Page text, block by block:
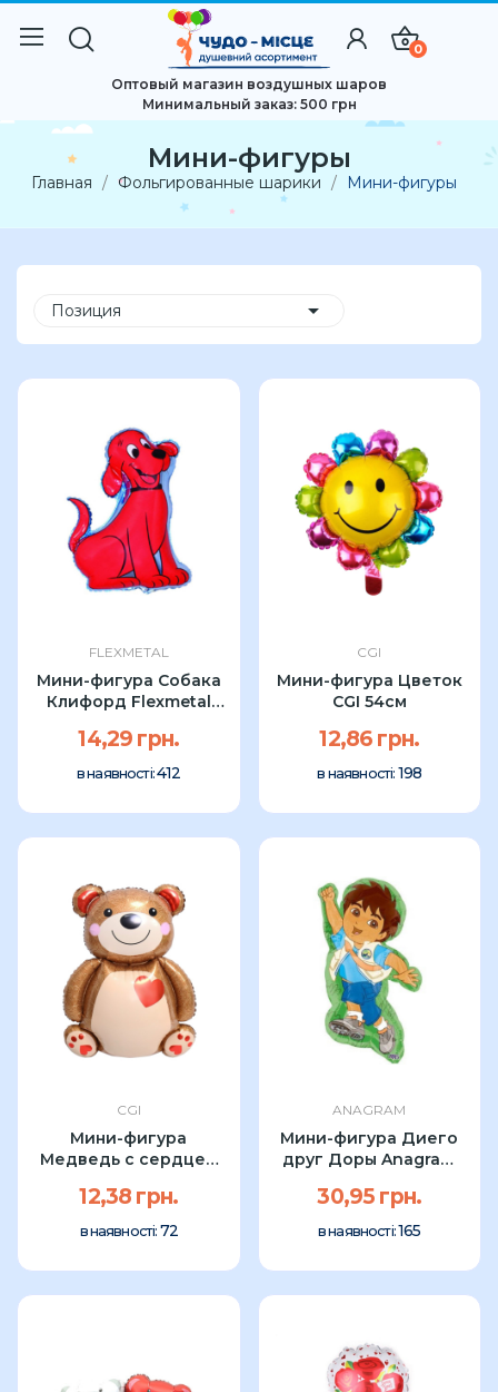
0
Оптовый магазин воздушных шаров
Минимальный заказ: 500 грн
Мини-фигуры
Главная Фольгированные шарики Мини-фигуры
Позиция 
FLEXMETAL
Мини-фигура Собака
Клифорд Flexmetal
14,29 грн.
в наявності:412
CGI
Мини-фигура Цветок
CGI 54см
12,86 грн.
в наявності: 198
CGI
Мини-фигура
Медведь с сердцем
12,38 грн.
в наявності: 72
ANAGRAM
Мини-фигура Диего
друг Доры Anagram
30,95 грн.
в наявності:165